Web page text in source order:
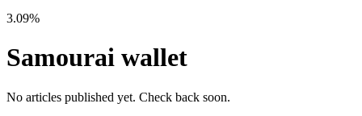
3.09%
Samourai wallet
No articles published yet. Check back soon.